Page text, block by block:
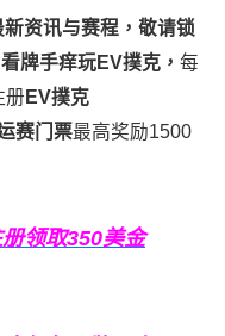
资讯与赛程， 敬请锁
看牌手痒玩EV撲克， 每
册 EV撲克
赛门票最高奖励1500
领取350美金